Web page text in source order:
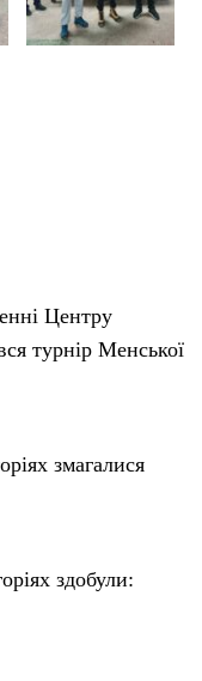
Центру
турнір Менської
змагалися
здобули: